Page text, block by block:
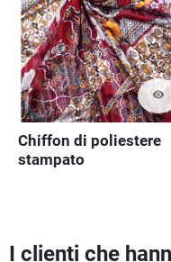
visibility
Chiffon di poliestere
stampato
I clienti che